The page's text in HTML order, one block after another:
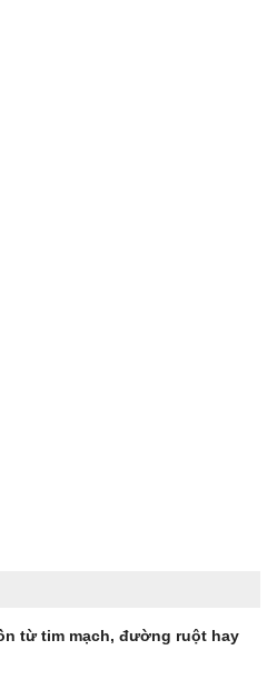
từ tim mạch, đường ruột hay